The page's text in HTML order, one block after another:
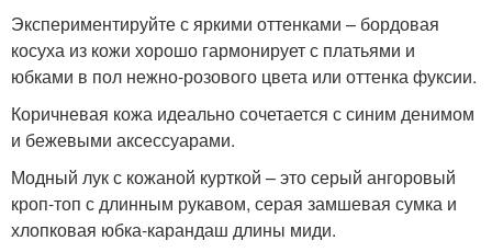
Экспериментируйте с яркими оттенками – бордовая
косуха из кожи хорошо гармонирует с платьями и
юбками в пол нежно-розового цвета или оттенка фуксии.
Коричневая кожа идеально сочетается с синим денимом
и бежевыми аксессуарами.
Модный лук с кожаной курткой – это серый ангоровый
кроп-топ с длинным рукавом, серая замшевая сумка и
хлопковая юбка-карандаш длины миди.